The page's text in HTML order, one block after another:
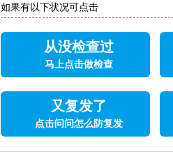
如果有以下状况可点击
从没检查过
马上点击做检查
又复发了
点击问问怎么防复发